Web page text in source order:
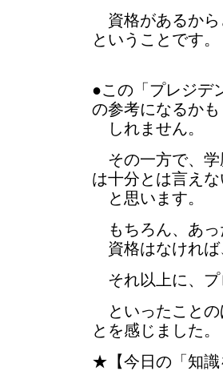
資格があるから
ということです。
●この「プレジデ
の参考になるかも
しれません。
その一方で、学
は十分とは言えな
と思います。
もちろん、あっ
資格はなければ
それ以上に、プ
といったことの
とを感じました。
★【今日の「知識